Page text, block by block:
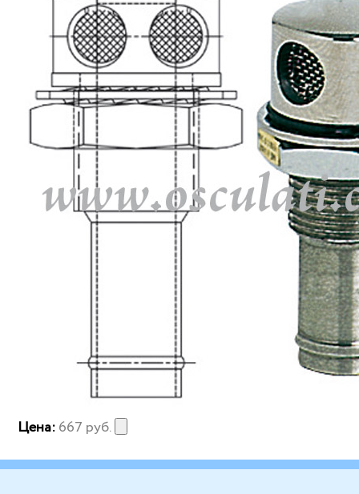
Цена:667 руб.